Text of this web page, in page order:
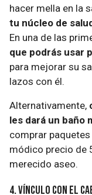
hacer mella en la
tu núcleo de
En una de las
que podrás usar
para mejorar su
lazos con él.
Alternativamente,
les dará un baño
comprar
módico precio de
merecido aseo.
4. Vínculo con el